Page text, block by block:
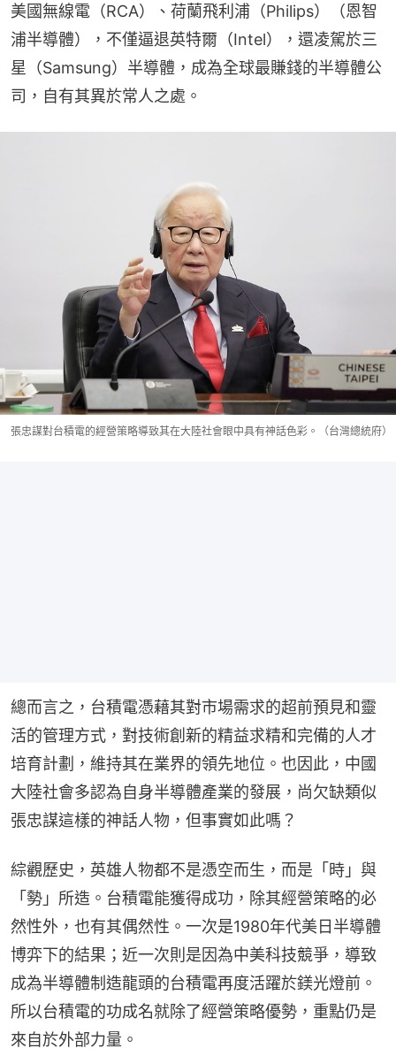
美國無線電（RCA）、荷蘭飛利浦（Philips）（恩智
浦半導體），不僅逼退英特爾（Intel），還凌駕於三
星（Samsung）半導體，成為全球最賺錢的半導體公
司，自有其異於常人之處。
張忠謀對台積電的經營策略導致其在大陸社會眼中具有神話色彩。（台灣總統府）
總而言之，台積電憑藉其對市場需求的超前預見和靈
活的管理方式，對技術創新的精益求精和完備的人才
培育計劃，維持其在業界的領先地位。也因此，中國
大陸社會多認為自身半導體產業的發展，尚欠缺類似
張忠謀這樣的神話人物，但事實如此嗎？
綜觀歷史，英雄人物都不是憑空而生，而是「時」與
「勢」所造。台積電能獲得成功，除其經營策略的必
然性外，也有其偶然性。一次是1980年代美日半導體
博弈下的結果；近一次則是因為中美科技競爭，導致
成為半導體制造龍頭的台積電再度活躍於鎂光燈前。
所以台積電的功成名就除了經營策略優勢，重點仍是
來自於外部力量。